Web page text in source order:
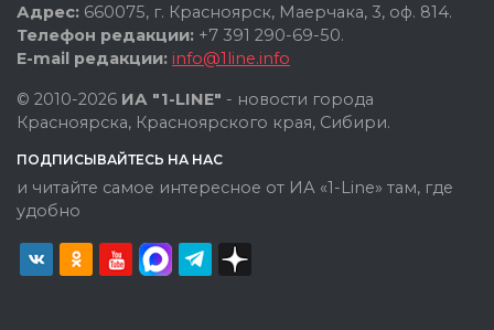
Адрес: 660075, г. Красноярск, Маерчака, 3, оф. 814.
Телефон редакции: +7 391 290-69-50.
E-mail редакции: info@1line.info
© 2010-2026 ИА "1-LINE" - новости города
Красноярска, Красноярского края, Сибири.
ПОДПИСЫВАЙТЕСЬ НА НАС
и читайте самое интересное от ИА «1-Line» там, где
удобно